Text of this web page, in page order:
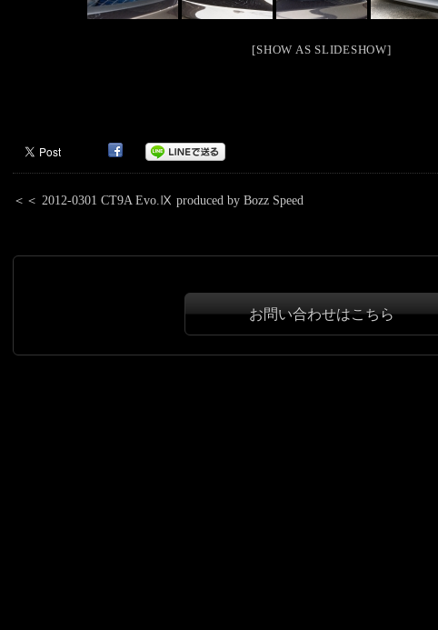
[SHOW AS SLIDESHOW]
＜＜ 2012-0301 CT9A Evo.Ⅸ produced by Bozz Speed
お問い合わせはこちら